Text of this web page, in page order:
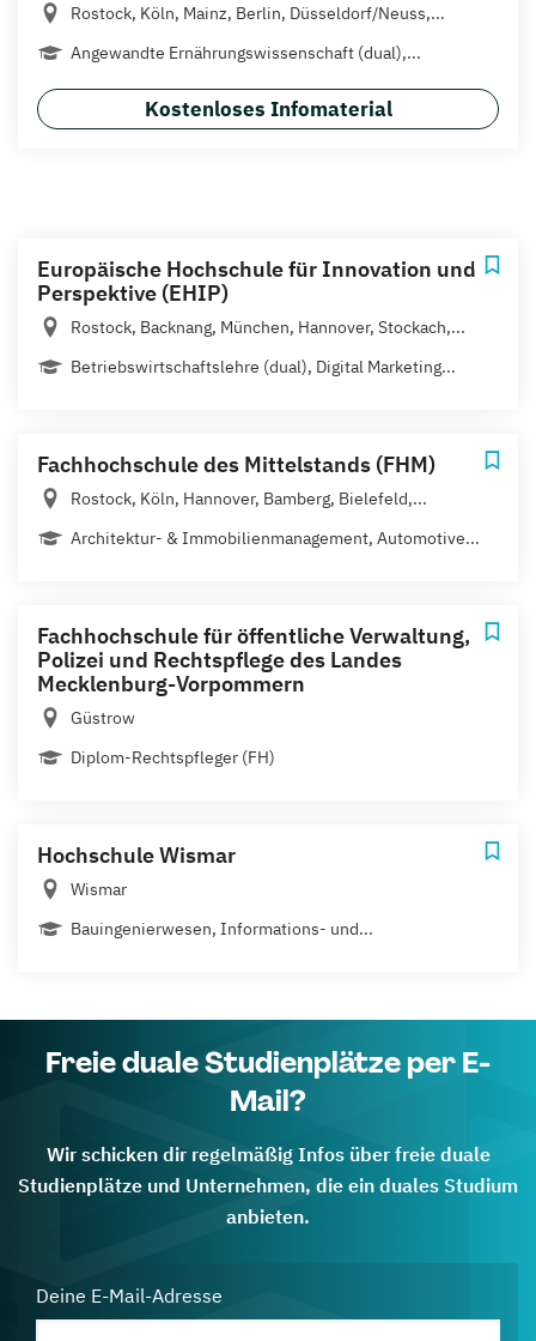
Rostock, Köln, Mainz, Berlin, Düsseldorf/Neuss,...
Angewandte Ernährungswissenschaft (dual),...
Kostenloses Infomaterial
Europäische Hochschule für Innovation und
Perspektive (EHIP)
Rostock, Backnang, München, Hannover, Stockach,...
Betriebswirtschaftslehre (dual), Digital Marketing...
Fachhochschule des Mittelstands (FHM)
Rostock, Köln, Hannover, Bamberg, Bielefeld,...
Architektur- & Immobilienmanagement, Automotive...
Fachhochschule für öffentliche Verwaltung,
Polizei und Rechtspflege des Landes
Mecklenburg-Vorpommern
Güstrow
Diplom-Rechtspfleger (FH)
Hochschule Wismar
Wismar
Bauingenierwesen, Informations- und...
Freie duale Studienplätze per E-
Mail?
Wir schicken dir regelmäßig Infos über freie duale
Studienplätze und Unternehmen, die ein duales Studium
anbieten.
Deine E-Mail-Adresse